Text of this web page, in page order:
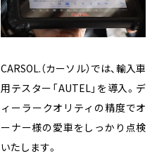
CARSOL.（カーソル）では、輸入車
用テスター「AUTEL」を導入。デ
ィーラークオリティの精度でオ
ーナー様の愛車をしっかり点検
いたします。